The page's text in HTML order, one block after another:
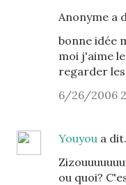
Anonyme a
bonne idée
moi j'aime
regarder
6/26/2006
Youyou a
ou quoi?